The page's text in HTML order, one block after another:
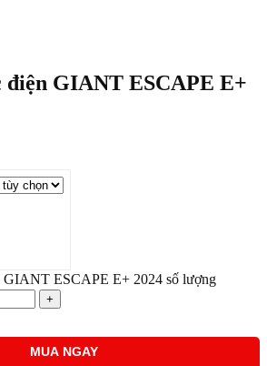
GIANT ESCAPE E+
GIANT ESCAPE E+ 2024 số lượng
MUA NGAY